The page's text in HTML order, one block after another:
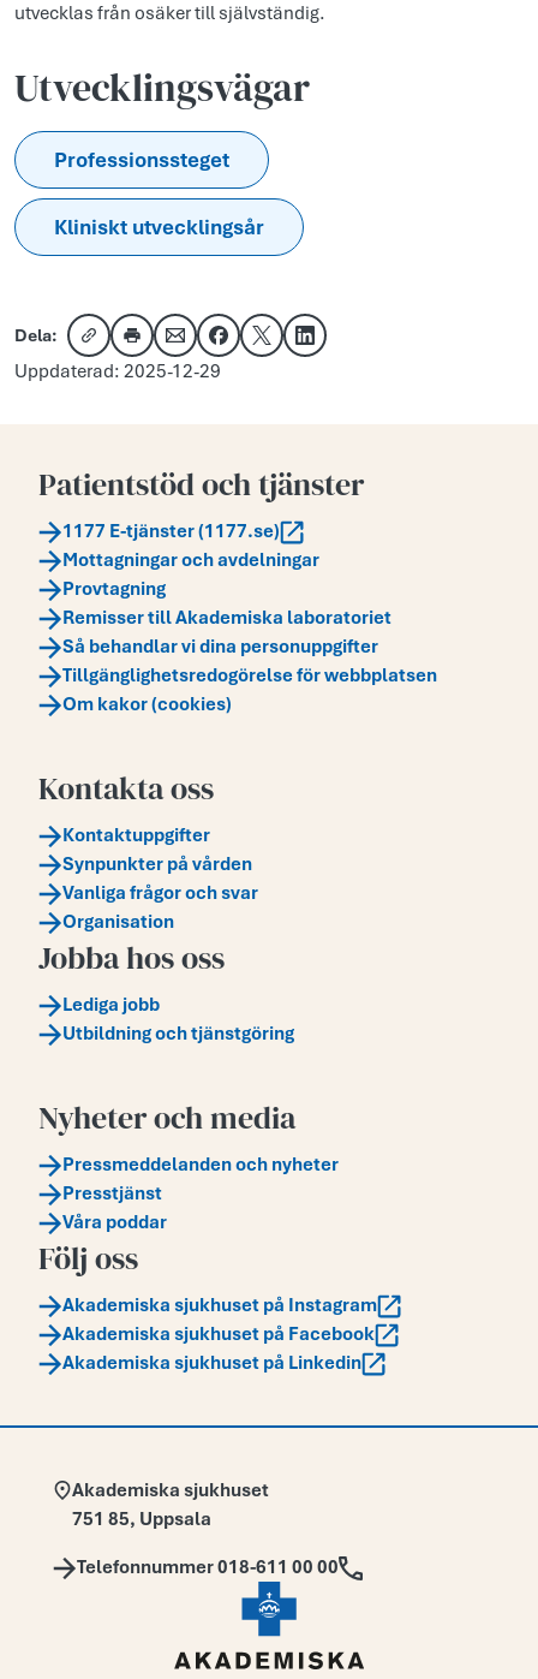
utvecklas från osäker till självständig.
Utvecklingsvägar
Professionssteget
Kliniskt utvecklingsår
Dela:
Kopiera länk
Skriv utDela via e-post
Dela på Facebook
Dela på XDela på LinkedIn
Uppdaterad: 2025-12-29
Patientstöd och tjänster
1177 E-tjänster (1177.se)
Mottagningar och avdelningar
Provtagning
Remisser till Akademiska laboratoriet
Så behandlar vi dina personuppgifter
Tillgänglighetsredogörelse för webbplatsen
Om kakor (cookies)
Kontakta oss
Kontaktuppgifter
Synpunkter på vården
Vanliga frågor och svar
Organisation
Jobba hos oss
Lediga jobb
Utbildning och tjänstgöring
Nyheter och media
Pressmeddelanden och nyheter
Presstjänst
Våra poddar
Följ oss
Akademiska sjukhuset på Instagram
Akademiska sjukhuset på Facebook
Akademiska sjukhuset på Linkedin
Adress:
Akademiska sjukhuset
751 85, Uppsala
Telefon:
Telefonnummer 018-611 00 00